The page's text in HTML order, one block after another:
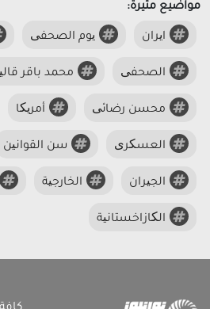
مواضيع مثيرة:
ایران یوم الصحفی
الصحفی محمد باقر
محسن رضائی أمریکا
العسکری سن القوانین
الجیران الخارجیة
الکازاخستانیة